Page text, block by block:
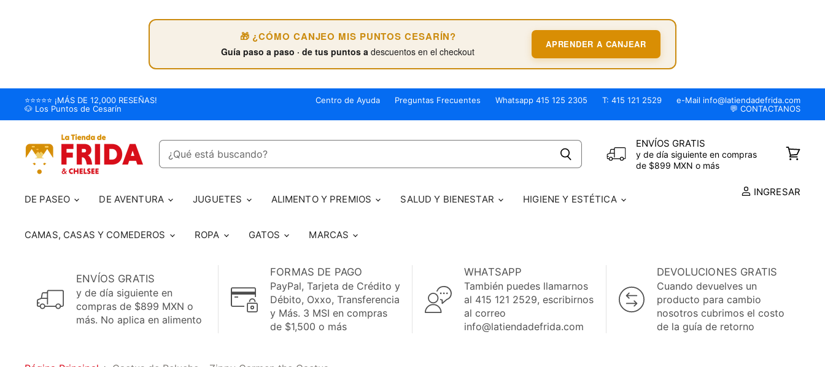
🎁 ¿CÓMO CANJEO MIS PUNTOS CESARÍN?
Guía paso a paso · de tus puntos adescuentos en el checkout
APRENDER A CANJEAR
⭐️⭐️⭐️⭐️⭐️ ¡MÁS DE 12,000 RESEÑAS!
🐶 Los Puntos de Cesarín
Centro de Ayuda Preguntas Frecuentes Whatsapp 415 125 2305 T: 415 121 2529
e-Mail info@latiendadefrida.com
💬 CONTACTANOS
ENVÍOS GRATIS
y de día siguiente en compras
de $899 MXN o más
DE PASEO DE AVENTURA JUGUETES ALIMENTO Y PREMIOS SALUD Y BIENESTAR HIGIENE Y ESTÉTICA
CAMAS, CASAS Y COMEDEROS ROPA GATOS MARCAS
INGRESAR
ENVÍOS GRATIS
y de día siguiente en
compras de $899 MXN o
más. No aplica en alimento
FORMAS DE PAGO
PayPal, Tarjeta de Crédito y
Débito, Oxxo, Transferencia
y Más. 3 MSI en compras
de $1,500 o más
WHATSAPP
También puedes llamarnos
al 415 121 2529, escribirnos
al correo
info@latiendadefrida.com
DEVOLUCIONES GRATIS
Cuando devuelves un
producto para cambio
nosotros cubrimos el costo
de la guía de retorno